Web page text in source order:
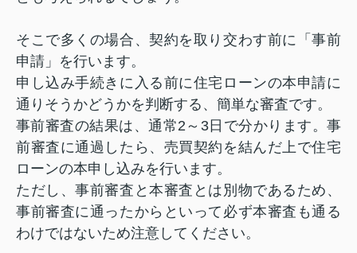
そこで多くの場合、契約を取り交わす前に「事前
申請」を行います。
申し込み手続きに入る前に住宅ローンの本申請に
通りそうかどうかを判断する、簡単な審査です。
事前審査の結果は、通常2～3日で分かります。事
前審査に通過したら、売買契約を結んだ上で住宅
ローンの本申し込みを行います。
ただし、事前審査と本審査とは別物であるため、
事前審査に通ったからといって必ず本審査も通る
わけではないため注意してください。